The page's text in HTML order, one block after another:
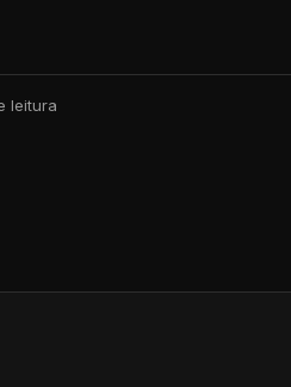
leitura